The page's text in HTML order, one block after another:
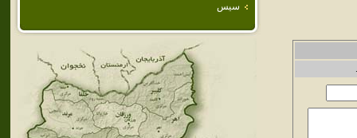
سيس